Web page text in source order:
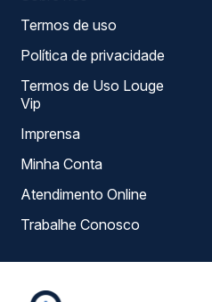
Termos de uso
Política de privacidade
Termos de Uso Louge
Vip
Imprensa
Minha Conta
Atendimento Online
Trabalhe Conosco